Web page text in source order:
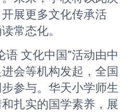
展更多文化传承活
常态化。
语 文化中国"活动由中
会等机构发起，全国
参与。华天小学师生
扎实的国学素养，展